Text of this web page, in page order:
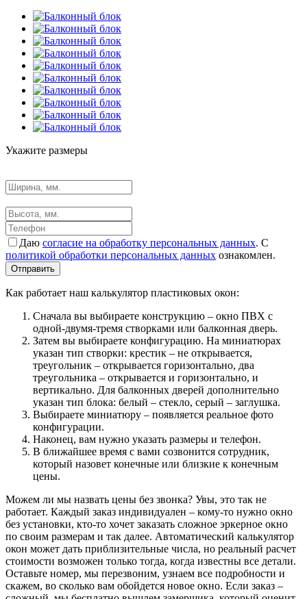
Укажите размеры
Даю согласие на обработку персональных данных. С
политикой обработки персональных данных ознакомлен.
Отправить
Как работает наш калькулятор пластиковых окон:
Сначала вы выбираете конструкцию – окно ПВХ с
одной-двумя-тремя створками или балконная дверь.
Затем вы выбираете конфигурацию. На миниатюрах
указан тип створки: крестик – не открывается,
треугольник – открывается горизонтально, два
треугольника – открывается и горизонтально, и
вертикально. Для балконных дверей дополнительно
указан тип блока: белый – стекло, серый – заглушка.
Выбираете миниатюру – появляется реальное фото
конфигурации.
Наконец, вам нужно указать размеры и телефон.
В ближайшее время с вами созвонится сотрудник,
который назовет конечные или близкие к конечным
цены.
Можем ли мы назвать цены без звонка? Увы, это так не
работает. Каждый заказ индивидуален – кому-то нужно окно
без установки, кто-то хочет заказать сложное эркерное окно
по своим размерам и так далее. Автоматический калькулятор
окон может дать приблизительные числа, но реальный расчет
стоимости возможен только тогда, когда известны все детали.
Оставьте номер, мы перезвоним, узнаем все подробности и
скажем, во сколько вам обойдется новое окно. Если заказ –